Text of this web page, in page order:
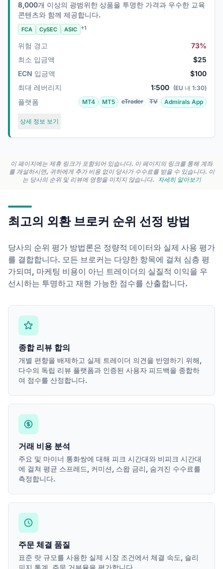
8,000개 이상의 광범위한 상품을 투명한 가격과 우수한 교육
콘텐츠와 함께 제공합니다.
FCA CySEC ASIC +1
위험 경고
73%
최소 입금액
$25
ECN 입금액
$100
최대 레버리지
1:500 (EU 내 1:30)
플랫폼 MT4 MT5 cTrader TV Admirals App
상세 정보 보기
이 페이지에는 제휴 링크가 포함되어 있습니다. 이 페이지의 링크를 통해 계좌
를 개설하시면, 귀하에게 추가 비용 없이 당사가 수수료를 받을 수 있습니다. 이
는 당사의 순위 및 리뷰에 영향을 미치지 않습니다. 자세히 알아보기
최고의 외환 브로커 순위 선정 방법
당사의 순위 평가 방법론은 정량적 데이터와 실제 사용 평가
를 결합합니다. 모든 브로커는 다양한 항목에 걸쳐 심층 평
가되며, 마케팅 비용이 아닌 트레이더의 실질적 이익을 우
선시하는 투명하고 재현 가능한 점수를 산출합니다.
종합 리뷰 합의
개별 편향을 배제하고 실제 트레이더 의견을 반영하기 위해,
다수의 독립 리뷰 플랫폼과 인증된 사용자 피드백을 종합하
여 점수를 산정합니다.
거래 비용 분석
주요 및 마이너 통화쌍에 대해 피크 시간대와 비피크 시간대
에 걸쳐 평균 스프레드, 커미션, 스왑 금리, 숨겨진 수수료를
측정합니다.
주문 체결 품질
표준 랏 규모를 사용한 실제 시장 조건에서 체결 속도, 슬리
피지 통계, 주문 거부율을 평가합니다.